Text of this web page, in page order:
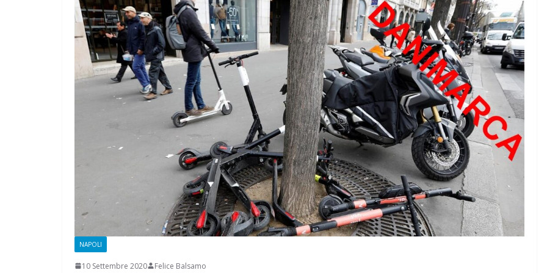
NAPOLI
10 Settembre 2020 Felice Balsamo
CAMPAGNA
ELETTORALE: 50 DI 50
1 Ottobre 2021 Felice Balsamo
Rilassarsi e Concentrarsi
19 Maggio 2024 Felice Balsamo